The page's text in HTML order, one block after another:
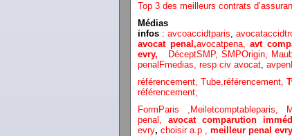
Top 3 des meilleurs contrats
Médias
infos : avcoaccidtparis,
avocat penal,avocatpena,avt
evry,
DéceptSMP, SMPOrigin,
penalFmedias, resp civ avocat,
référencement, Tube,référencement,
référencement,
FormParis , Meiletcomptableparis,
penal, avocat comparution
evry, choisir a.p , meilleur penal